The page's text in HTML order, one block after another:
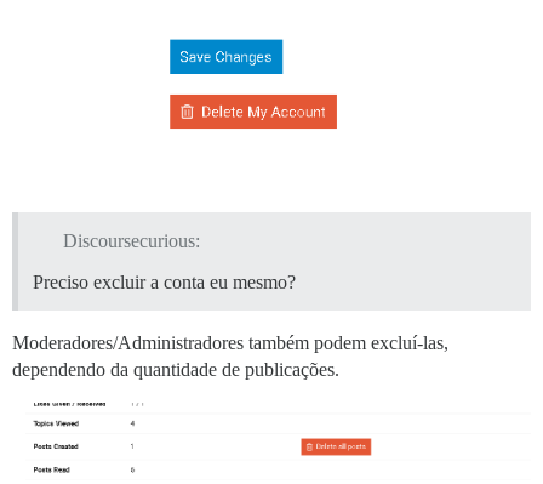
Discoursecurious:
Preciso excluir a conta eu mesmo?
Moderadores/Administradores também podem excluí-las,
dependendo da quantidade de publicações.